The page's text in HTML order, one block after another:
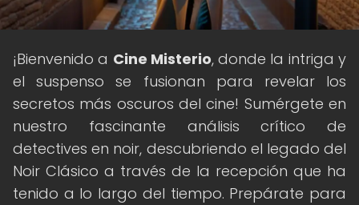
¡Bienvenido a Cine Misterio, donde la intriga y
el suspenso se fusionan para revelar los
secretos más oscuros del cine! Sumérgete en
nuestro fascinante análisis crítico de
detectives en noir, descubriendo el legado del
Noir Clásico a través de la recepción que ha
tenido a lo largo del tiempo. Prepárate para